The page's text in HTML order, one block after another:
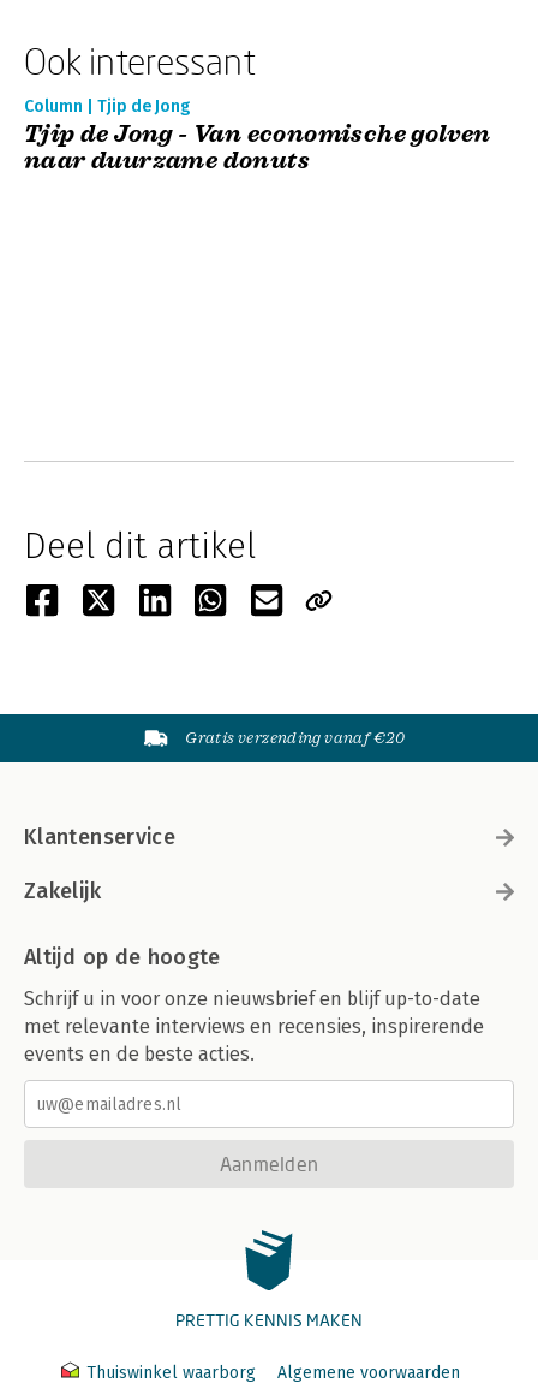
Ook interessant
Column | Tjip de Jong
Tjip de Jong - Van economische golven
naar duurzame donuts
Deel dit artikel
Gratis verzending vanaf €20
Klantenservice
Zakelijk
Altijd op de hoogte
Schrijf u in voor onze nieuwsbrief en blijf up-to-date
met relevante interviews en recensies, inspirerende
events en de beste acties.
Aanmelden
PRETTIG KENNIS MAKEN
Thuiswinkel waarborg Algemene voorwaarden